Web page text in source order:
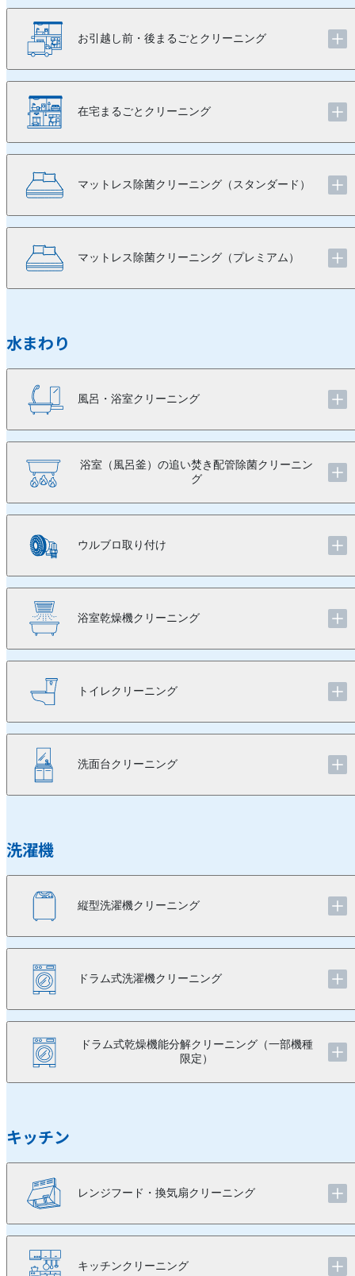
お引越し前・後まるごとクリーニング
在宅まるごとクリーニング
マットレス除菌クリーニング（スタンダード）
マットレス除菌クリーニング（プレミアム）
水まわり
風呂・浴室クリーニング
浴室（風呂釜）の追い焚き配管除菌クリーニン
グ
ウルブロ取り付け
浴室乾燥機クリーニング
トイレクリーニング
洗面台クリーニング
洗濯機
縦型洗濯機クリーニング
ドラム式洗濯機クリーニング
ドラム式乾燥機能分解クリーニング（一部機種
限定）
キッチン
レンジフード・換気扇クリーニング
キッチンクリーニング